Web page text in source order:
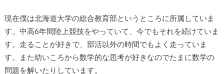
現在僕は北海道大学の総合教育部というところに所属していま
す。中高6年間陸上競技をやっていて、今でもそれを続けていま
す。走ることが好きで、部活以外の時間でもよく走っていま
す。また幼いころから数学的な思考が好きなのでたまに数学の
問題を解いたりしています。